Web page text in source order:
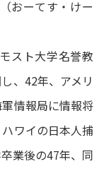
おーてす・けー
スト大学名誉教
、42年、アメリ
情報局に情報将
ワイの日本人捕
業後の47年、同